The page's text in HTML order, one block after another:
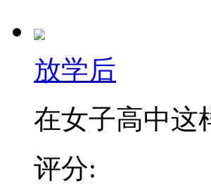
放学后
在女子高中这
评分: